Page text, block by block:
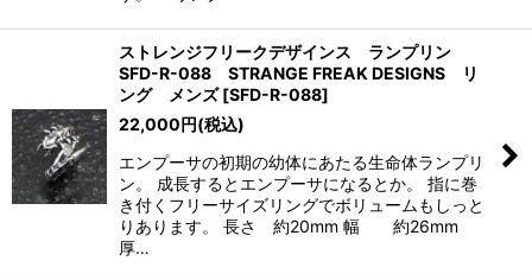
ストレンジフリークデザインス ランプリン
SFD-R-088 STRANGE FREAK DESIGNS リ
ング メンズ [SFD-R-088]
22,000円(税込)
エンプーサの初期の幼体にあたる生命体ランプリ
ン。 成長するとエンプーサになるとか。 指に巻
き付くフリーサイズリングでボリュームもしっと
りあります。 長さ 約20mm 幅 約26mm
厚…